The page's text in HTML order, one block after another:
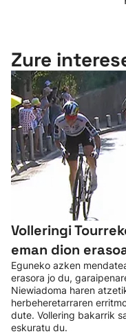
Zure
Volleringi
eman dion
Eguneko azken
erasora jo du,
Niewiadoma haren
herbeheretarraren
dute. Vollering bakarrik
eskuratu du.